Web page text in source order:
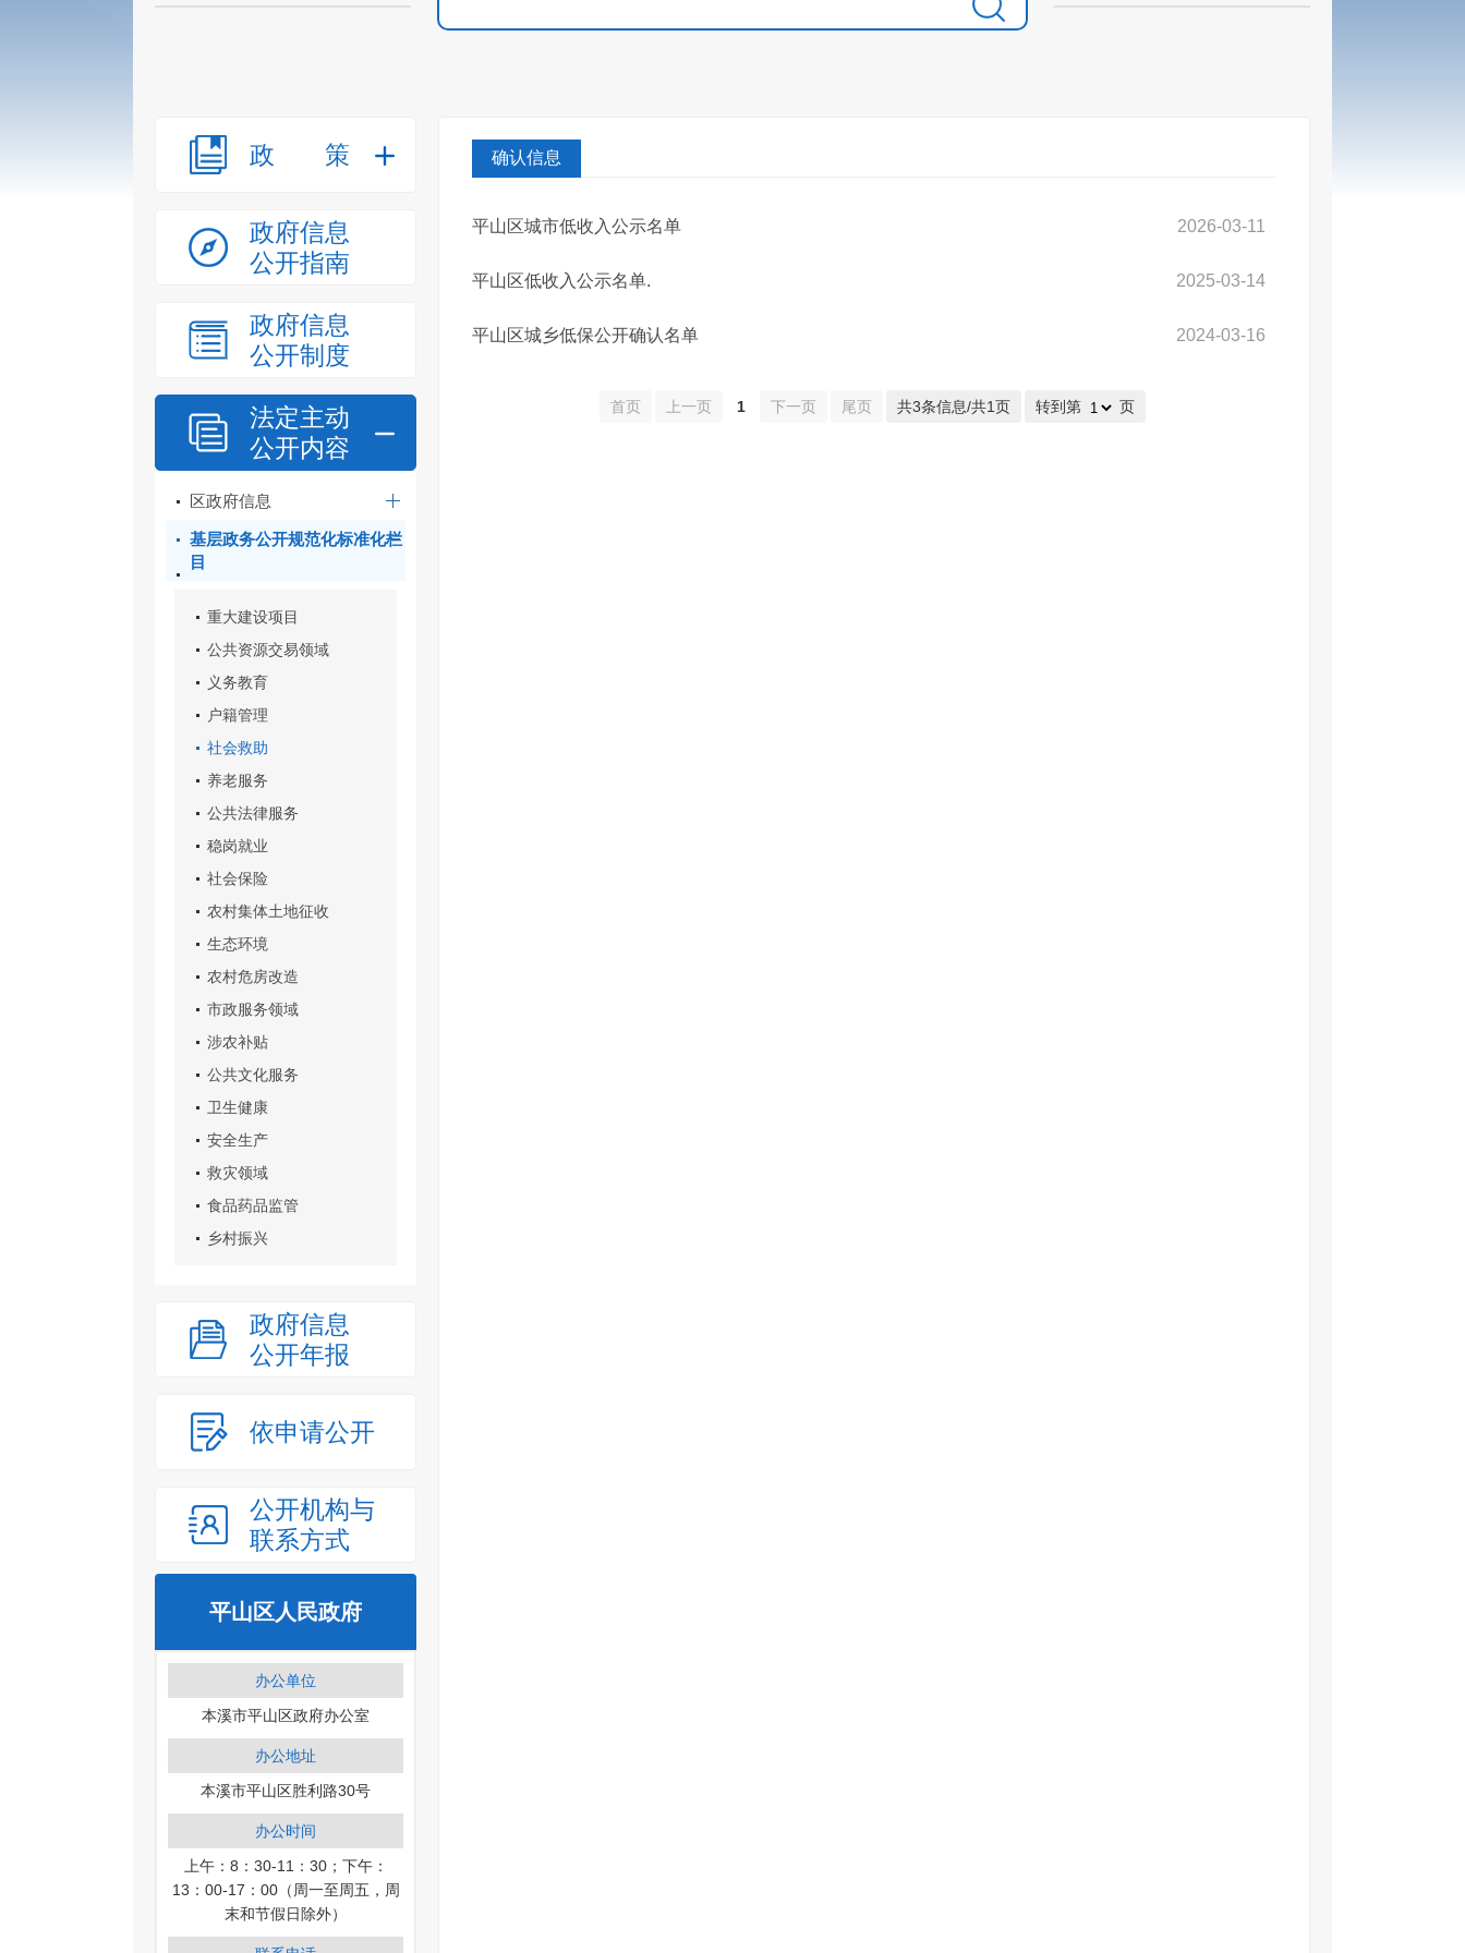
政策
政府信息
公开指南
政府信息
公开制度
法定主动
公开内容
区政府信息
基层政务公开规范化标准化栏
目
重大建设项目
公共资源交易领域
义务教育
户籍管理
社会救助
养老服务
公共法律服务
稳岗就业
社会保险
农村集体土地征收
生态环境
农村危房改造
市政服务领域
涉农补贴
公共文化服务
卫生健康
安全生产
救灾领域
食品药品监管
乡村振兴
政府信息
公开年报
依申请公开
公开机构与
联系方式
平山区人民政府
办公单位
本溪市平山区政府办公室
办公地址
本溪市平山区胜利路30号
办公时间
上午：8：30-11：30；下午：
13：00-17：00（周一至周五，周
末和节假日除外）
确认信息
2026-03-11
平山区城市低收入公示名单
2025-03-14
平山区低收入公示名单.
2024-03-16
平山区城乡低保公开确认名单
首页 上一页 1 下一页 尾页 共3条信息/共1页 转到第 页